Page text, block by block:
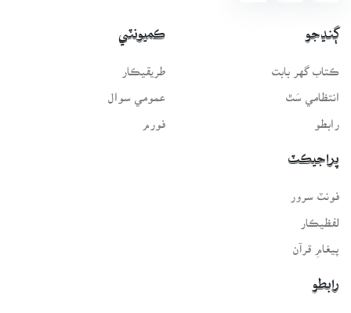
ڳنڍجو
ڪتاب گهر بابت
انتظامي سَٿ
رابطو
ڪميونٽي
طريقيڪار
عمومي سوال
فورم
پراجيڪٽ
فونٽ سرور
لفظيڪار
پيغامِ قرآن
رابطو